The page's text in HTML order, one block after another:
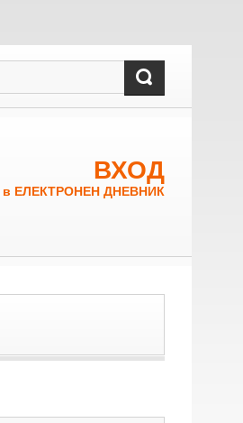
ВХОД
в ЕЛЕКТРОНЕН ДНЕВНИК